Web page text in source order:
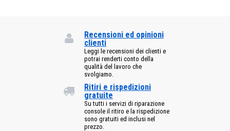
Recensioni ed opinioni
clienti
Leggi le recensioni dei clienti e
potrai renderti conto della
qualità del lavoro che
svolgiamo.
Ritiri e rispedizioni
gratuite
Su tutti i servizi di riparazione
console il ritiro e la rispedizione
sono gratuiti ed inclusi nel
prezzo.